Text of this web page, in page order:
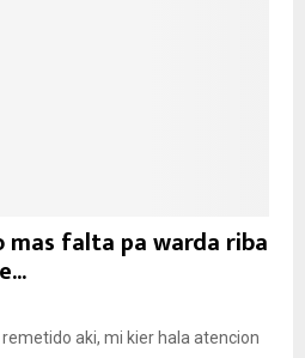
mas falta pa warda riba
aki, mi kier hala atencion